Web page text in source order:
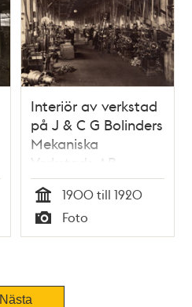
Interiör av verkstad
på J & C G Bolinders
Mekaniska
Verkstads AB.
Tid
1900 till 1920
Typ
Foto
Nästa